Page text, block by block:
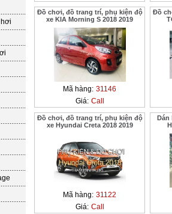
Đồ chơi, đồ trang trí, phụ kiện độ
xe KIA Morning S 2018 2019
Mã hàng: 31146
Giá: Call
Đồ
Đồ chơi, đồ trang trí, phụ kiện độ
xe Hyundai Creta 2018 2019
Mã hàng: 31122
Giá: Call
Dán